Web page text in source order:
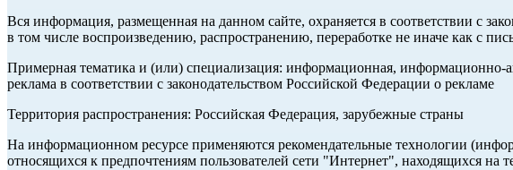
Вся информация, размещенная на данном сайте, охраняется в соответствии с
в том числе воспроизведению, распространению, переработке не иначе как с
Примерная тематика и (или) специализация: информационная, информационно-
реклама в соответствии с законодательством Российской Федерации о рекламе
Территория распространения: Российская Федерация, зарубежные страны
На информационном ресурсе применяются рекомендательные технологии
относящихся к предпочтениям пользователей сети "Интернет", находящихся на